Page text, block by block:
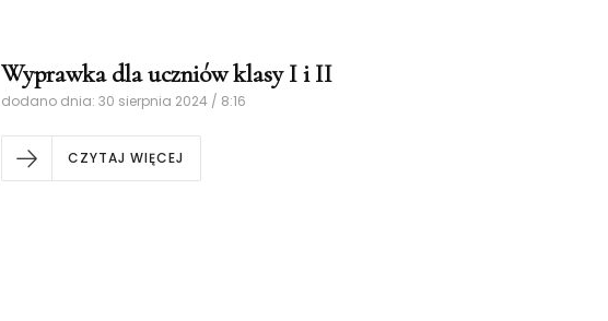
Wyprawka dla uczniów klasy I i II
dodano dnia: 30 sierpnia 2024 / 8:16
CZYTAJ WIĘCEJ